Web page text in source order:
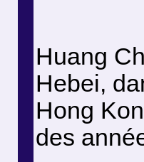
Huang
Hebei,
Hong
des